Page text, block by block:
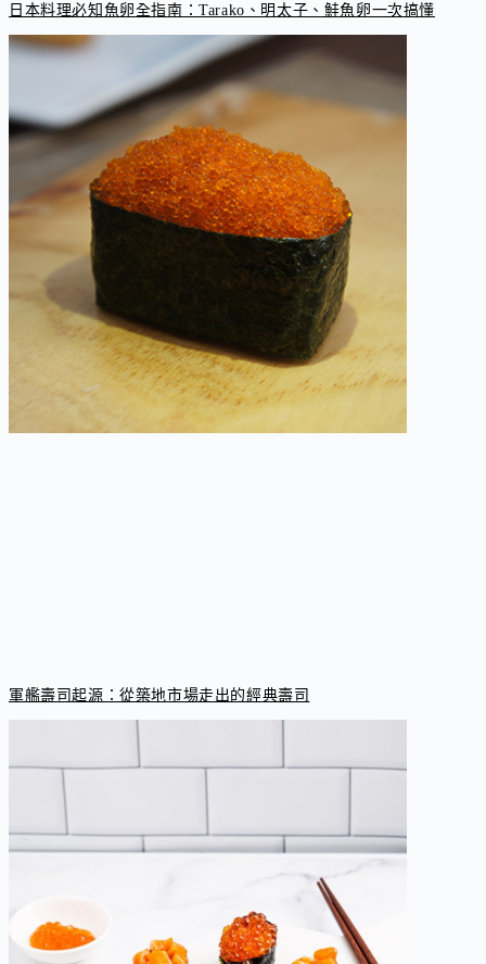
日本料理必知魚卵全指南：Tarako、明太子、鮭魚卵一次搞懂
軍艦壽司起源：從築地市場走出的經典壽司